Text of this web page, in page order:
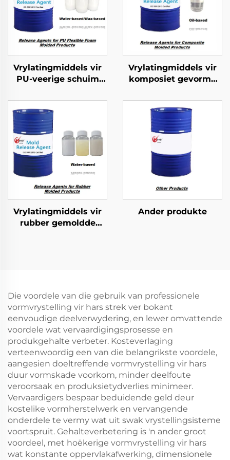
Vrylatingmiddels vir
PU-veerige schuim
Vrylatingmiddels vir
komposiet gevorme
Vrylatingmiddels vir
rubber gemoldde
Ander produkte
Die voordele van die gebruik van professionele
vormvrystelling vir hars strek ver bokant
eenvoudige deelverwydering, en lewer omvattende
voordele wat vervaardigingsprosesse en
produkgehalte verbeter. Kosteverlaging
verteenwoordig een van die belangrikste voordele,
aangesien doeltreffende vormvrystelling vir hars
duur vormskade voorkom, minder deelfoute
veroorsaak en produksietydverlies minimeer.
Vervaardigers bespaar beduidende geld deur
kostelike vormherstelwerk en vervangende
onderdele te vermy wat uit swak vrystellingsisteme
voortspruit. Gehalteverbetering is 'n ander groot
voordeel, met hoëkerige vormvrystelling vir hars
wat konstante oppervlakafwerking, dimensionele